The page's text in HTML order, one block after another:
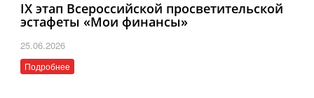
IX этап Всероссийской просветительской
эстафеты «Мои финансы»
25.06.2026
Подробнее